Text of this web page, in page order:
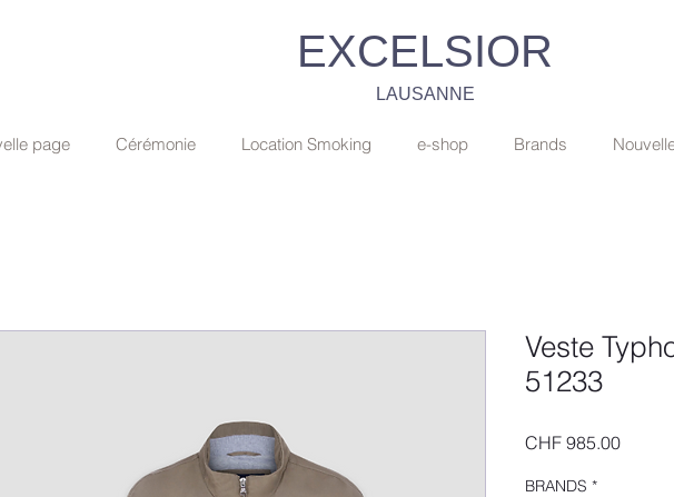
EXCELSIOR
LAUSANNE
page Cérémonie Location Smoking e-shop Brands
Veste
51233
CHF 985.00Price
BRANDS *